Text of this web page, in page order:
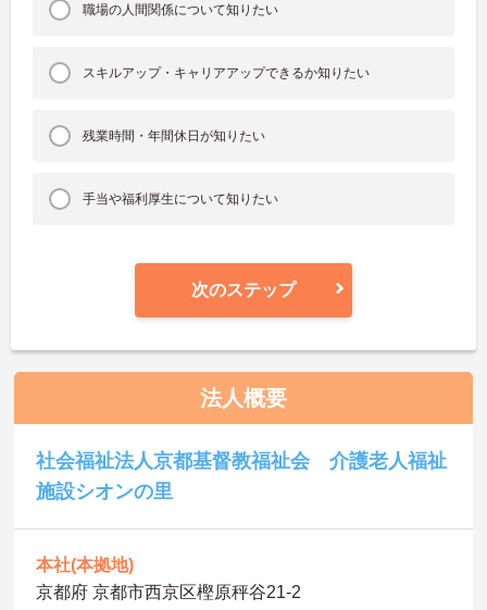
職場の人間関係について知りたい
スキルアップ・キャリアアップできるか知りたい
残業時間・年間休日が知りたい
手当や福利厚生について知りたい
次のステップ
法人概要
社会福祉法人京都基督教福祉会 介護老人福祉
施設シオンの里
本社(本拠地)
京都府 京都市西京区樫原秤谷21-2